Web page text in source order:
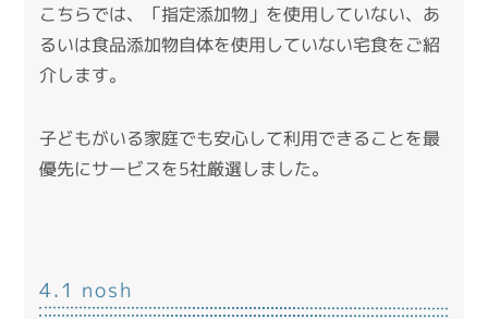
こちらでは、「指定添加物」を使用していない、あ
るいは食品添加物自体を使用していない宅食をご紹
介します。
子どもがいる家庭でも安心して利用できることを最
優先にサービスを5社厳選しました。
4.1 nosh